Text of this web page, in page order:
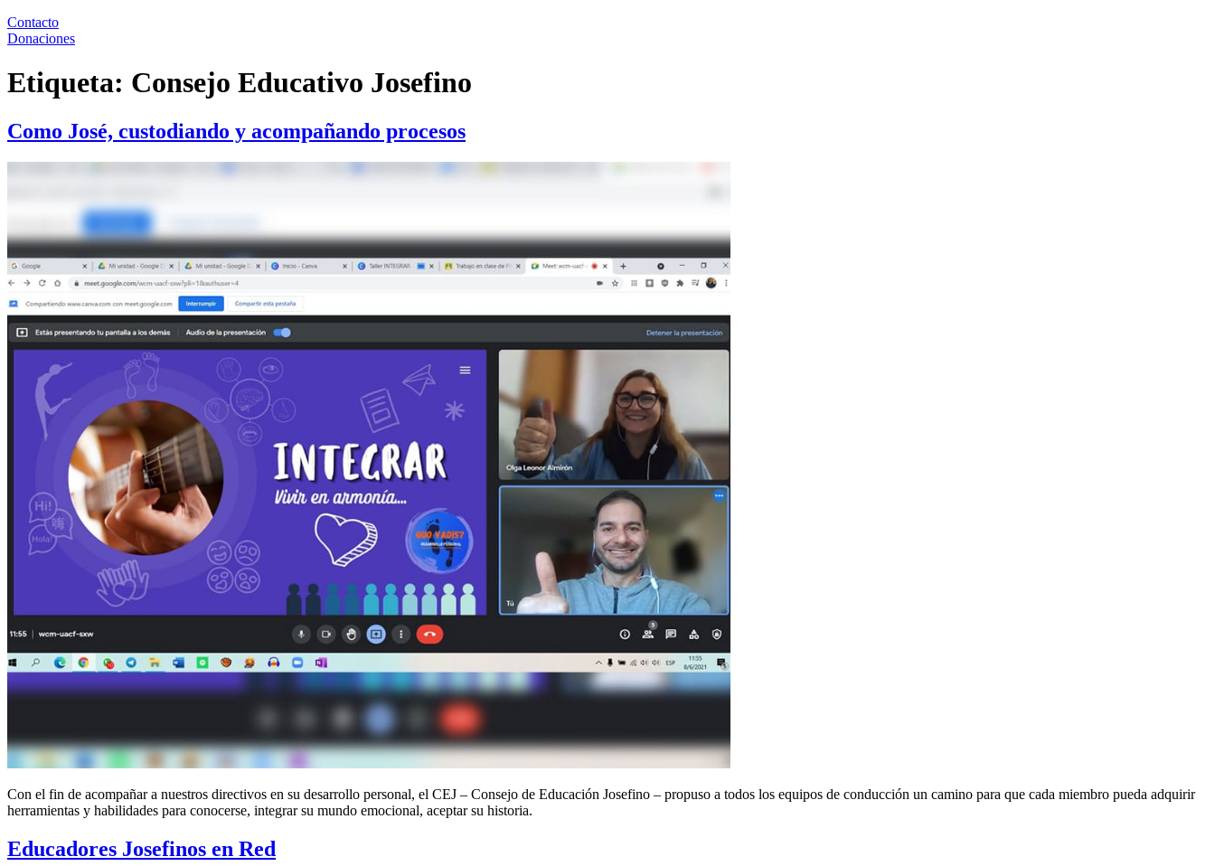
Contacto
Donaciones
Etiqueta: Consejo Educativo Josefino
Como José, custodiando y acompañando procesos
Con el fin de acompañar a nuestros directivos en su desarrollo personal, el CEJ – Consejo de Educación Josefino – propuso a todos los equipos de conducción un camino para que cada miembro pueda adquirir
herramientas y habilidades para conocerse, integrar su mundo emocional, aceptar su historia.
Educadores Josefinos en Red